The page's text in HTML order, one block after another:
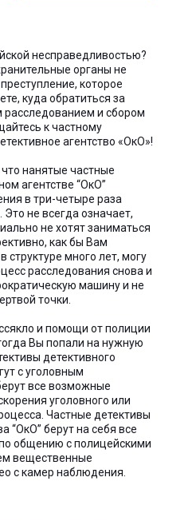
несправедливостью?
органы не
которое
куда обратиться за
и сбором
к частному
агентство «ОкО»!
нанятые частные
агентстве “ОкО”
в три-четыре раза
не всегда означает,
не хотят заниматься
как бы Вам
структуре много лет, могу
расследования снова и
машину и не
точки.
и помощи от полиции
Вы попали на нужную
детективного
с уголовным
все возможные
уголовного или
Частные детективы
“ОкО” берут на себя все
общению с полицейскими
вещественные
с камер наблюдения.